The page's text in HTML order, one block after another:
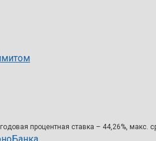
процентная ставка – 44,26%, макс.